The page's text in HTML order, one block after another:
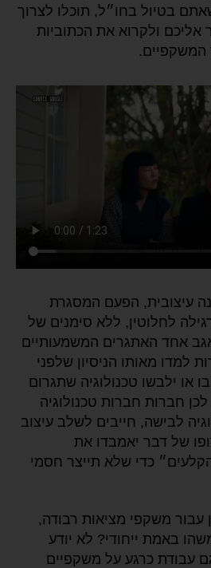
בטיול בחו״ל, תוכלו לצרוך
ולקרוא את הכתוביות
המשקפיים.
עיצובית, הפעם המסגרת
לחלוטין, ללא סימנים של
אגב אחד האתגרים המשמעותיים
למדו מאותו הניסיון שלפני
או ילבשו טכנולוגיה שתגרום
חברות חברות טכנולוגיה
לבישה, חייבים לשלב עיצוב
של דבר יאמבדו את
כדי שלא תייצר חסמי
עבור משקפי מציאות רבודה,
באמת ייחודי? לא יודע
עבודת כרגע על משקפיים